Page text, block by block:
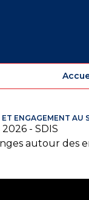
ENGAGEMENT AU
- SDIS
autour des